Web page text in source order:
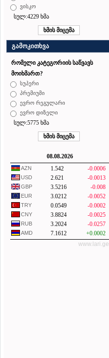
ვისკო
სულ:4229 ხმა
გამოკითხვა
რომელი კატეგორიის საწვავს
მოიხმართ?
სუპერი
პრემიუმი
ევრო რეგულარი
ევრო დიზელი
სულ:5775 ხმა
08.08.2026
AZN 1.542 -0.0006
USD 2.621 -0.0013
GBP 3.5216 -0.008
EUR 3.0212 -0.0052
TRY 0.0549 -0.0002
CNY 3.8824 -0.0025
RUB 3.2024 -0.0257
AMD 7.1612
+0.0002
www.lari.ge